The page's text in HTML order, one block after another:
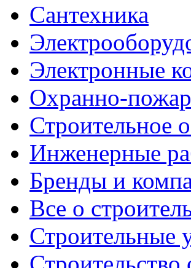
Сантехника
Электронные
Охранно-
Строительное
Инженерные
Бренды и
Все о
Строительные